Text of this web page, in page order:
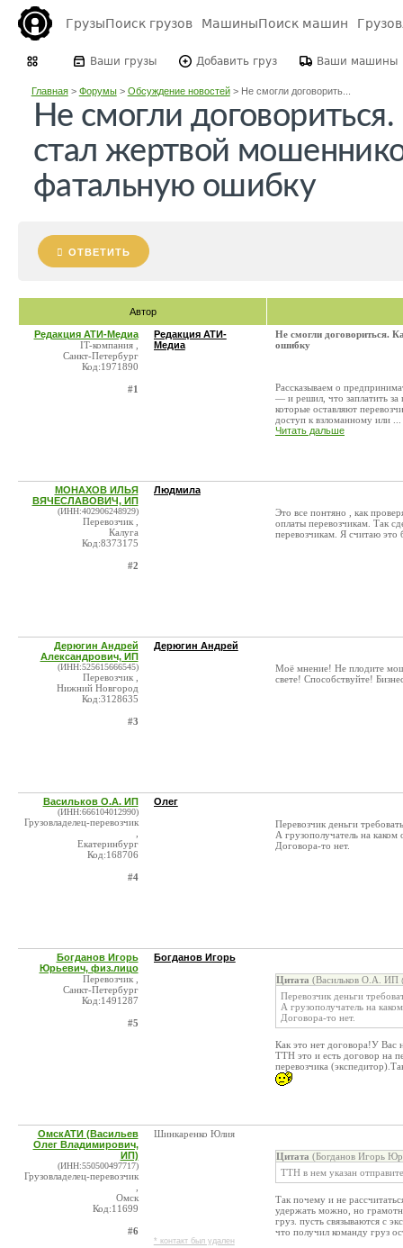
ГрузыПоиск грузов МашиныПоиск машин
Ваши грузы Добавить груз Ваши машины
Главная> Форумы> Обсуждение новостей> Не смогли договорить...
Не смогли
стал жертвой
фатальную ошибку
ОТВЕТИТЬ
Автор
Редакция АТИ-Медиа
IT-компания ,
Санкт-Петербург
Код:1971890
#1
Редакция АТИ-
Медиа
Не смогли договориться.
ошибку
Рассказываем о
— и решил, что заплатить
которые оставляют
доступ к взломанному или ...
Читать дальше
МОНАХОВ ИЛЬЯ
ВЯЧЕСЛАВОВИЧ, ИП
(ИНН:402906248929)
Перевозчик ,
Калуга
Код:8373175
#2
Людмила
Это все понтяно , как
оплаты перевозчикам. Так
перевозчикам. Я считаю это
Дерюгин Андрей
Александрович, ИП
(ИНН:525615666545)
Перевозчик ,
Нижний Новгород
Код:3128635
#3
Дерюгин Андрей
Моё мнение! Не плодите
свете! Способствуйте!
Васильков О.А. ИП
(ИНН:666104012990)
Грузовладелец-перевозчик
Екатеринбург
Код:168706
#4
Олег
Перевозчик деньги
А грузополучатель на каком
Договора-то нет.
Богданов Игорь
Юрьевич, физ.лицо
Перевозчик ,
Санкт-Петербург
Код:1491287
#5
Богданов Игорь
Цитата (Васильков О.А. ИП
Перевозчик деньги
А грузополучатель на
Договора-то нет.
Как это нет договора!У Вас
ТТН это и есть договор на
перевозчика
ОмскАТИ (Васильев
Олег Владимирович,
ИП)
(ИНН:550500497717)
Грузовладелец-перевозчик
Омск
Код:11699
#6
Шинкаренко Юлия
* контакт был удален
Цитата (Богданов Игорь
ТТН в нем указан
Так почему и не
удержать можно, но
груз. пусть связываются с
что получил команду груз